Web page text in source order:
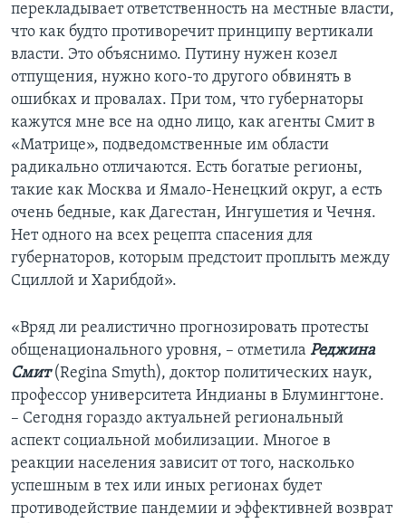
перекладывает ответственность на местные власти,
что как будто противоречит принципу вертикали
власти. Это объяснимо. Путину нужен козел
отпущения, нужно кого-то другого обвинять в
ошибках и провалах. При том, что губернаторы
кажутся мне все на одно лицо, как агенты Смит в
«Матрице», подведомственные им области
радикально отличаются. Есть богатые регионы,
такие как Москва и Ямало-Ненецкий округ, а есть
очень бедные, как Дагестан, Ингушетия и Чечня.
Нет одного на всех рецепта спасения для
губернаторов, которым предстоит проплыть между
Сциллой и Харибдой».
«Вряд ли реалистично прогнозировать протесты
общенационального уровня, – отметила Реджина
Смит(Regina Smyth), доктор политических наук,
профессор университета Индианы в Блумингтоне.
– Сегодня гораздо актуальней региональный
аспект социальной мобилизации. Многое в
реакции населения зависит от того, насколько
успешным в тех или иных регионах будет
противодействие пандемии и эффективней возврат